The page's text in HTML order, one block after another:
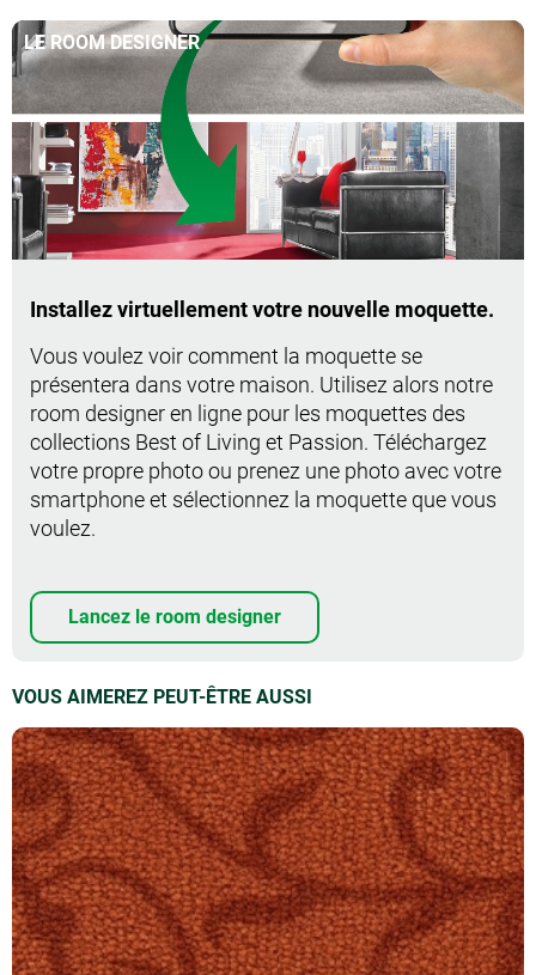
LE ROOM DESIGNER
Installez virtuellement votre nouvelle moquette.
Vous voulez voir comment la moquette se
présentera dans votre maison. Utilisez alors notre
room designer en ligne pour les moquettes des
collections Best of Living et Passion. Téléchargez
votre propre photo ou prenez une photo avec votre
smartphone et sélectionnez la moquette que vous
voulez.
Lancez le room designer
VOUS AIMEREZ PEUT-ÊTRE AUSSI